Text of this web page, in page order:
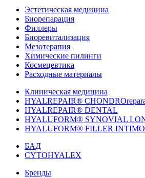
Эстетическая медицина
Биорепарация
Филлеры
Биоревитализация
Мезотерапия
Химические пилинги
Космецевтика
Расходные материалы
Клиническая медицина
HYALREPAIR®
HYALREPAIR® DENTAL
HYALUFORM® SYNOVIAL
HYALUFORM® FILLER INTIMO
БАД
CYTOHYALEX
Бренды